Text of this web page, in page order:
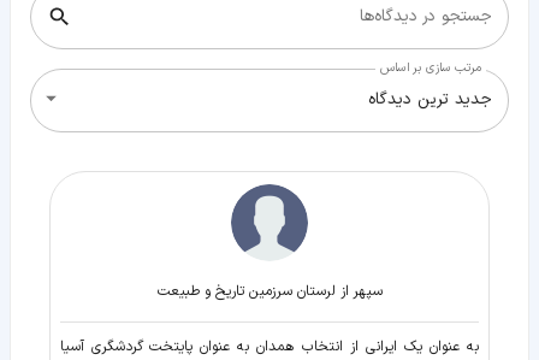
جستجو در دیدگاه‌ها
مرتب سازی بر اساس
جدید ترین دیدگاه
سپهر از لرستان سرزمین تاریخ و طبیعت
به عنوان یک ایرانی از انتخاب همدان به عنوان پایتخت گردشگری آسیا